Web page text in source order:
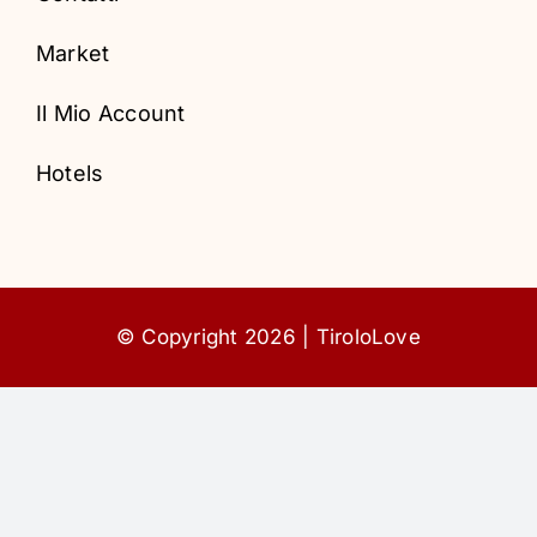
Market
Il Mio Account
Hotels
© Copyright 2026 | TiroloLove